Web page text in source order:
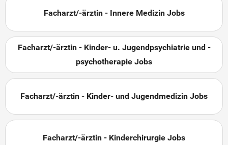
Facharzt/-ärztin - Innere Medizin Jobs
Facharzt/-ärztin - Kinder- u. Jugendpsychiatrie und -
psychotherapie Jobs
Facharzt/-ärztin - Kinder- und Jugendmedizin Jobs
Facharzt/-ärztin - Kinderchirurgie Jobs